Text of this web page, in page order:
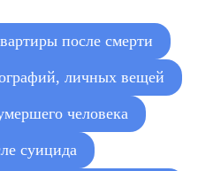
от 11000 ₽
после
от 4500 ₽
после смерти
личных вещей
человека
суицида